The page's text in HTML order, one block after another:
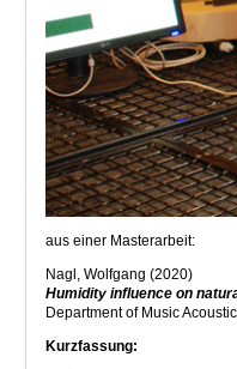
aus einer Masterarbeit:
Nagl, Wolfgang (2020)
Humidity influence on
Department of Music
Kurzfassung: